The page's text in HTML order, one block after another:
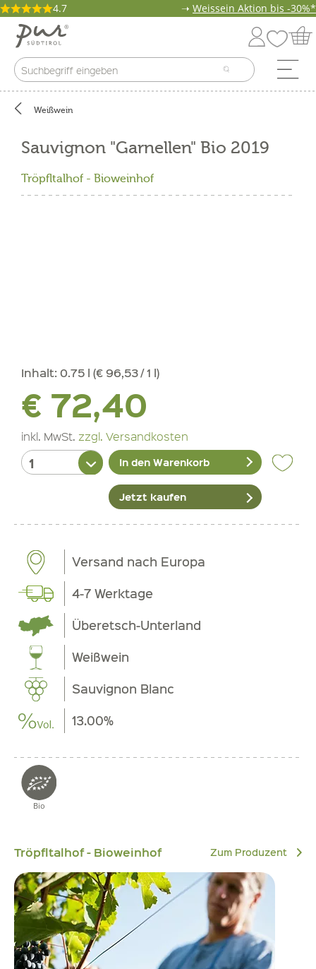
4.7 ➝ Weissein Aktion bis -30%*
Weißwein
Sauvignon "Garnellen" Bio 2019
Tröpfltalhof - Bioweinhof
Inhalt: 0.75 l (€ 96,53 / 1 l)
€ 72,40
inkl. MwSt. zzgl. Versandkosten
In den Warenkorb
Jetzt kaufen
Versand nach Europa
4-7 Werktage
Überetsch-Unterland
Weißwein
Sauvignon Blanc
13.00%
Bio
Tröpfltalhof - Bioweinhof Zum Produzent